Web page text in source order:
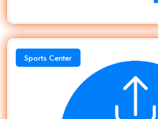
Sports Center